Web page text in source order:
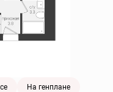
На генплане